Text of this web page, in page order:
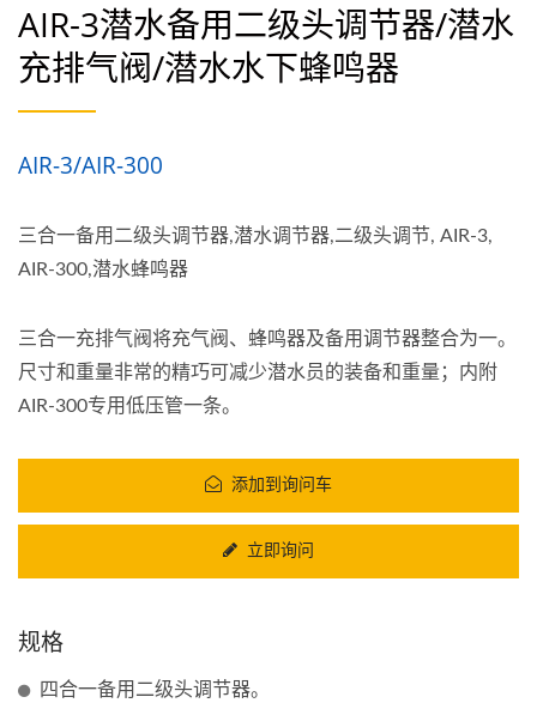
AIR-3潜水备用二级头调节器/潜水
充排气阀/潜水水下蜂鸣器
AIR-3/AIR-300
三合一备用二级头调节器,潜水调节器,二级头调节, AIR-3,
AIR-300,潜水蜂鸣器
三合一充排气阀将充气阀、蜂鸣器及备用调节器整合为一。
尺寸和重量非常的精巧可减少潜水员的装备和重量；内附
AIR-300专用低压管一条。
添加到询问车
立即询问
规格
四合一备用二级头调节器。